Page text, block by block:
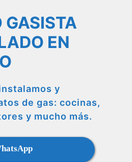
GASISTA
EN
y
de gas: cocinas,
y mucho más.